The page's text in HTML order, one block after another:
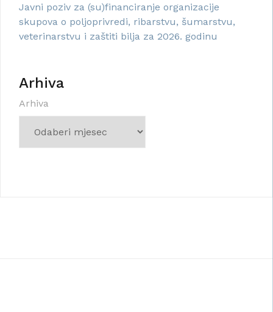
Javni poziv za (su)financiranje organizacije
skupova o poljoprivredi, ribarstvu, šumarstvu,
veterinarstvu i zaštiti bilja za 2026. godinu
Arhiva
Arhiva